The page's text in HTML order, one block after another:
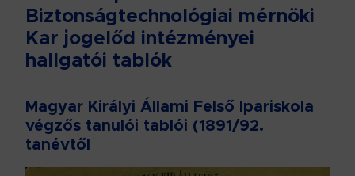
Biztonságtechnológiai mérnöki
Kar jogelőd intézményei
hallgatói tablók
Magyar Királyi Állami Felső Ipariskola
végzős tanulói tablói (1891/92.
tanévtől